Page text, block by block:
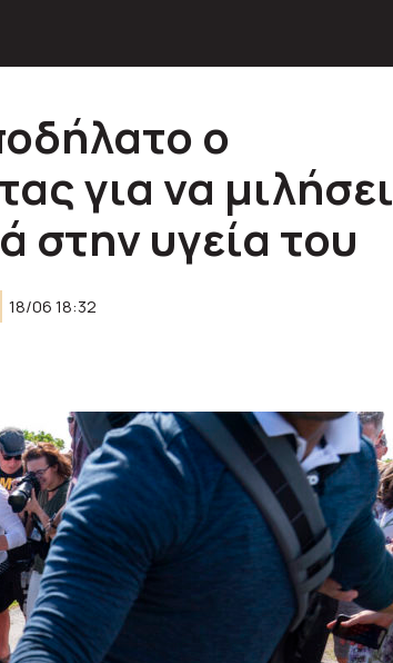
ο
για να μιλήσει
στην υγεία του
18/06 18:32